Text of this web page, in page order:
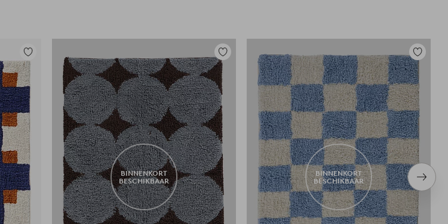
Toevoegen
aan
favorieten
BINNENKORT
BESCHIKBAAR
Toevoegen
aan
favorieten
BINNENKORT
BESCHIKBAAR
aan
item